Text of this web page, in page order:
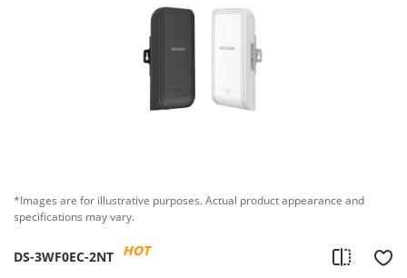
*Images are for illustrative purposes. Actual product appearance and
specifications may vary.
DS-3WF0EC-2NT HOT